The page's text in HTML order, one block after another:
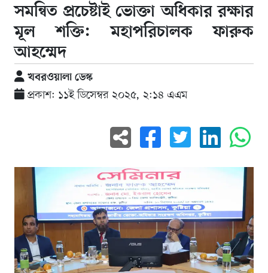
সমন্বিত প্রচেষ্টাই ভোক্তা অধিকার রক্ষার
মূল শক্তি: মহাপরিচালক ফারুক
আহম্মেদ
খবরওয়ালা ডেস্ক
প্রকাশ: ১১ই ডিসেম্বর ২০২৫, ২:১৪ এএম